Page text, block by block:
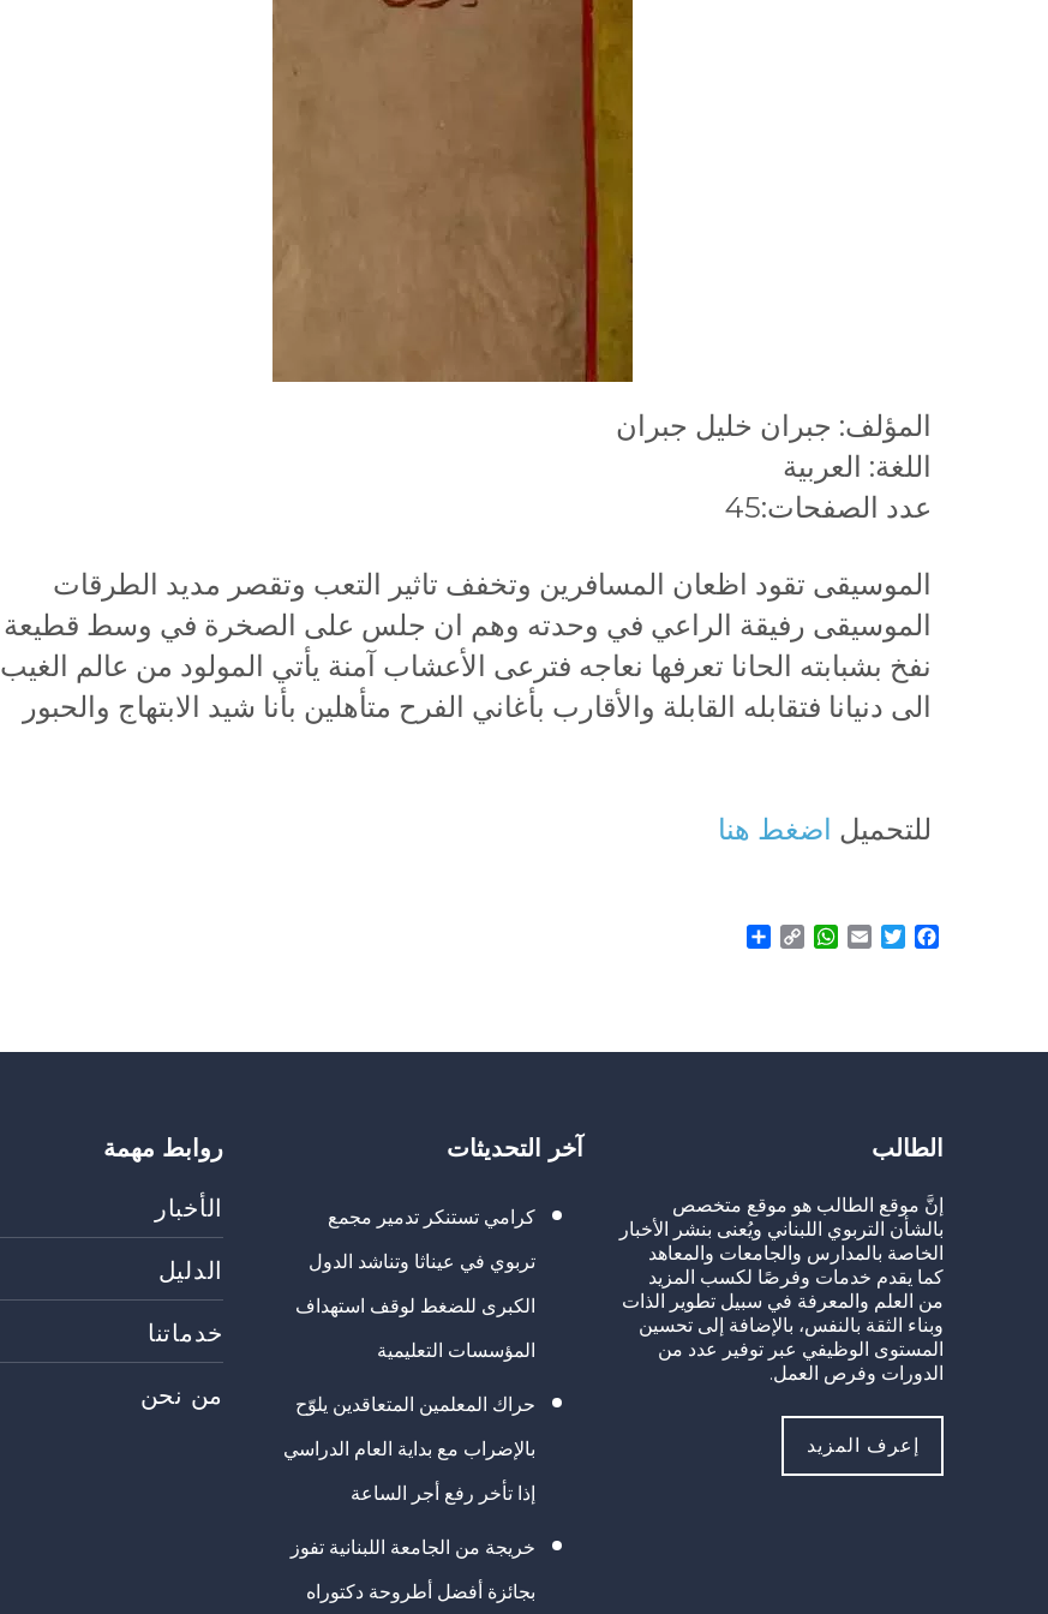
المؤلف: جبران خليل جبران
اللغة: العربية
عدد الصفحات:45
الموسيقى تقود اظعان المسافرين وتخفف تاثير التعب وتقصر مديد الطرقات
الموسيقى رفيقة الراعي في وحدته وهم ان جلس على الصخرة في وسط قطيعة
نفخ بشبابته الحانا تعرفها نعاجه فترعى الأعشاب آمنة يأتي المولود من عالم الغيب
الى دنيانا فتقابله القابلة والأقارب بأغاني الفرح متأهلين بأنا شيد الابتهاج والحبور
للتحميل اضغط هنا
Facebook
Twitter
Email
WhatsApp
Copy
الطالب
إنَّ موقع الطالب هو موقع متخصص
بالشأن التربوي اللبناني ويُعنى بنشر الأخبار
الخاصة بالمدارس والجامعات والمعاهد
كما يقدم خدمات وفرصًا لكسب المزيد
من العلم والمعرفة في سبيل تطوير الذات
وبناء الثقة بالنفس، بالإضافة إلى تحسين
المستوى الوظيفي عبر توفير عدد من
الدورات وفرص العمل.
إعرف المزيد
آخر التحديثات
كرامي تستنكر تدمير مجمع
تربوي في عيناثا وتناشد الدول
الكبرى للضغط لوقف استهداف
المؤسسات التعليمية
حراك المعلمين المتعاقدين يلوّح
بالإضراب مع بداية العام الدراسي
إذا تأخر رفع أجر الساعة
خريجة من الجامعة اللبنانية تفوز
بجائزة أفضل أطروحة دكتوراه
روابط مهمة
الأخبار
الدليل
خدماتنا
من نحن